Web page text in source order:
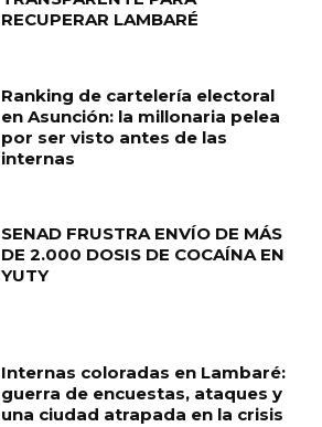
RECUPERAR LAMBARÉ
Ranking de cartelería electoral
en Asunción: la millonaria pelea
por ser visto antes de las
internas
SENAD FRUSTRA ENVÍO DE MÁS
DE 2.000 DOSIS DE COCAÍNA EN
YUTY
Internas coloradas en Lambaré:
guerra de encuestas, ataques y
una ciudad atrapada en la crisis